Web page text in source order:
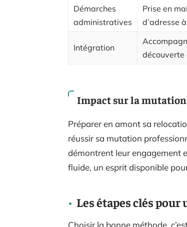
Démarches
administratives
Prise en
d’adresse
Intégration
Impact sur la
Préparer en amont sa
réussir sa mutation
démontrent leur engagement
fluide, un esprit disponible
Les étapes clés
Choisir la bonne méthode,